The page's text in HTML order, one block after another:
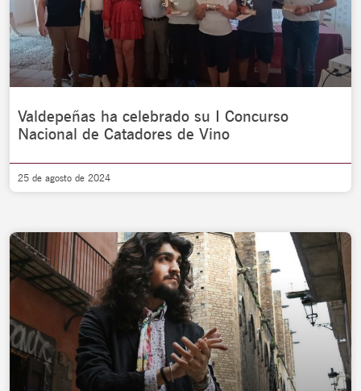
Valdepeñas ha celebrado su I Concurso
Nacional de Catadores de Vino
25 de agosto de 2024